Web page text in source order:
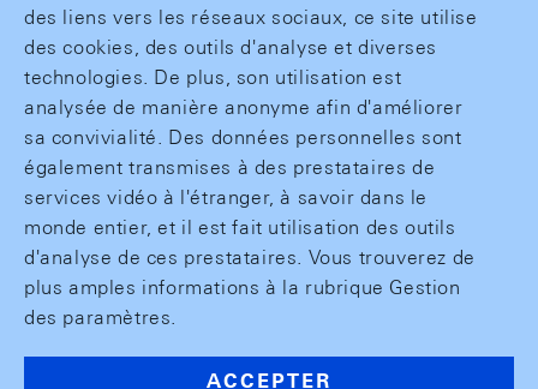
des liens vers les réseaux sociaux, ce site utilise
des cookies, des outils d'analyse et diverses
technologies. De plus, son utilisation est
analysée de manière anonyme afin d'améliorer
sa convivialité. Des données personnelles sont
également transmises à des prestataires de
services vidéo à l'étranger, à savoir dans le
monde entier, et il est fait utilisation des outils
d'analyse de ces prestataires. Vous trouverez de
plus amples informations à la rubrique Gestion
des paramètres.
ACCEPTER